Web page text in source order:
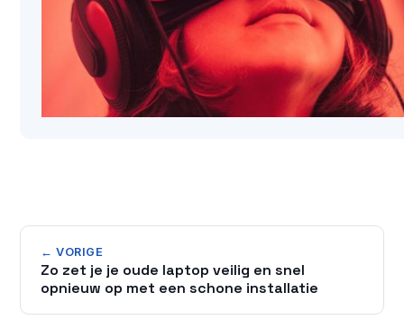
← VORIGE
Zo zet je je oude laptop veilig en snel
opnieuw op met een schone installatie